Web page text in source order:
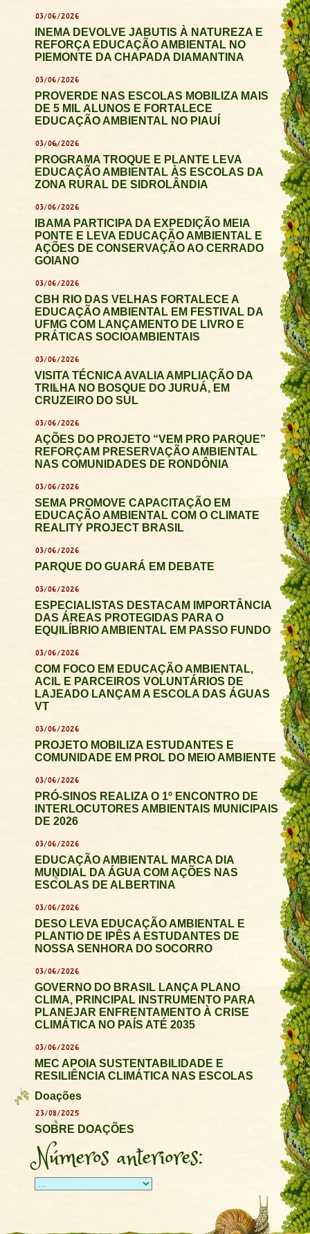
03/06/2026
INEMA DEVOLVE JABUTIS À NATUREZA E
REFORÇA EDUCAÇÃO AMBIENTAL NO
PIEMONTE DA CHAPADA DIAMANTINA
03/06/2026
PROVERDE NAS ESCOLAS MOBILIZA MAIS
DE 5 MIL ALUNOS E FORTALECE
EDUCAÇÃO AMBIENTAL NO PIAUÍ
03/06/2026
PROGRAMA TROQUE E PLANTE LEVA
EDUCAÇÃO AMBIENTAL ÀS ESCOLAS DA
ZONA RURAL DE SIDROLÂNDIA
03/06/2026
IBAMA PARTICIPA DA EXPEDIÇÃO MEIA
PONTE E LEVA EDUCAÇÃO AMBIENTAL E
AÇÕES DE CONSERVAÇÃO AO CERRADO
GOIANO
03/06/2026
CBH RIO DAS VELHAS FORTALECE A
EDUCAÇÃO AMBIENTAL EM FESTIVAL DA
UFMG COM LANÇAMENTO DE LIVRO E
PRÁTICAS SOCIOAMBIENTAIS
03/06/2026
VISITA TÉCNICA AVALIA AMPLIAÇÃO DA
TRILHA NO BOSQUE DO JURUÁ, EM
CRUZEIRO DO SUL
03/06/2026
AÇÕES DO PROJETO “VEM PRO PARQUE”
REFORÇAM PRESERVAÇÃO AMBIENTAL
NAS COMUNIDADES DE RONDÔNIA
03/06/2026
SEMA PROMOVE CAPACITAÇÃO EM
EDUCAÇÃO AMBIENTAL COM O CLIMATE
REALITY PROJECT BRASIL
03/06/2026
PARQUE DO GUARÁ EM DEBATE
03/06/2026
ESPECIALISTAS DESTACAM IMPORTÂNCIA
DAS ÁREAS PROTEGIDAS PARA O
EQUILÍBRIO AMBIENTAL EM PASSO FUNDO
03/06/2026
COM FOCO EM EDUCAÇÃO AMBIENTAL,
ACIL E PARCEIROS VOLUNTÁRIOS DE
LAJEADO LANÇAM A ESCOLA DAS ÁGUAS
VT
03/06/2026
PROJETO MOBILIZA ESTUDANTES E
COMUNIDADE EM PROL DO MEIO AMBIENTE
03/06/2026
PRÓ-SINOS REALIZA O 1º ENCONTRO DE
INTERLOCUTORES AMBIENTAIS MUNICIPAIS
DE 2026
03/06/2026
EDUCAÇÃO AMBIENTAL MARCA DIA
MUNDIAL DA ÁGUA COM AÇÕES NAS
ESCOLAS DE ALBERTINA
03/06/2026
DESO LEVA EDUCAÇÃO AMBIENTAL E
PLANTIO DE IPÊS A ESTUDANTES DE
NOSSA SENHORA DO SOCORRO
03/06/2026
GOVERNO DO BRASIL LANÇA PLANO
CLIMA, PRINCIPAL INSTRUMENTO PARA
PLANEJAR ENFRENTAMENTO À CRISE
CLIMÁTICA NO PAÍS ATÉ 2035
03/06/2026
MEC APOIA SUSTENTABILIDADE E
RESILIÊNCIA CLIMÁTICA NAS ESCOLAS
Doações
23/08/2025
SOBRE DOAÇÕES
Números anteriores: